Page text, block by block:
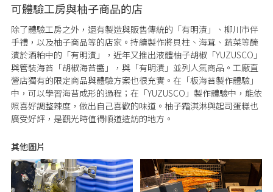
可體驗工房與柚子商品的店
除了體驗工房之外，還有製造與販售傳統的「有明漬」、柳川市伴
手禮，以及柚子商品等的店家。持續製作將貝柱、海茸、蔬菜等醃
漬於酒粕中的「有明漬」，近年又推出液體柚子胡椒「YUZUSCO」
與管裝海苔「胡椒海苔醬」，與「有明漬」並列人氣商品。工廠直
營店獨有的限定商品與體驗方案也很充實。在「板海苔製作體驗」
中，可以學習海苔成形的過程；在「YUZUSCO」製作體驗中，能依
照喜好調整辣度，做出自己喜歡的味道。柚子霜淇淋與起司蛋糕也
廣受好評，是觀光時值得順道造訪的地方。
其他圖片